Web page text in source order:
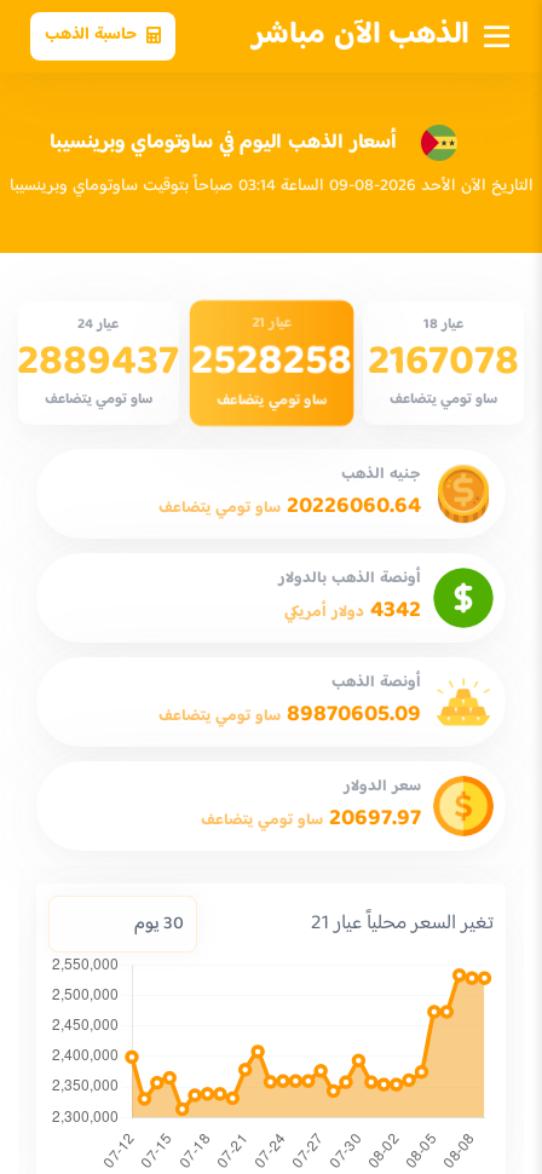
الذهب الآن مباشر حاسبة الذهب
أسعار الذهب اليوم في ساوتوماي وبرينسيبا
التاريخ الآن الأحد 2026-08-09 الساعة 03:14 صباحاً بتوقيت ساوتوماي وبرينسيبا
عيار 18
2167078
ساو تومي يتضاعف
عيار 21
2528258
ساو تومي يتضاعف
عيار 24
2889437
ساو تومي يتضاعف
جنيه الذهب
20226060.64 ساو تومي يتضاعف
أونصة الذهب بالدولار
4342 دولار أمريكي
أونصة الذهب
89870605.09 ساو تومي يتضاعف
سعر الدولار
20697.97 ساو تومي يتضاعف
تغير السعر محلياً عيار 21